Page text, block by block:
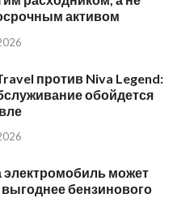
активом
против Niva Legend:
обойдется
электромобиль может
бензинового